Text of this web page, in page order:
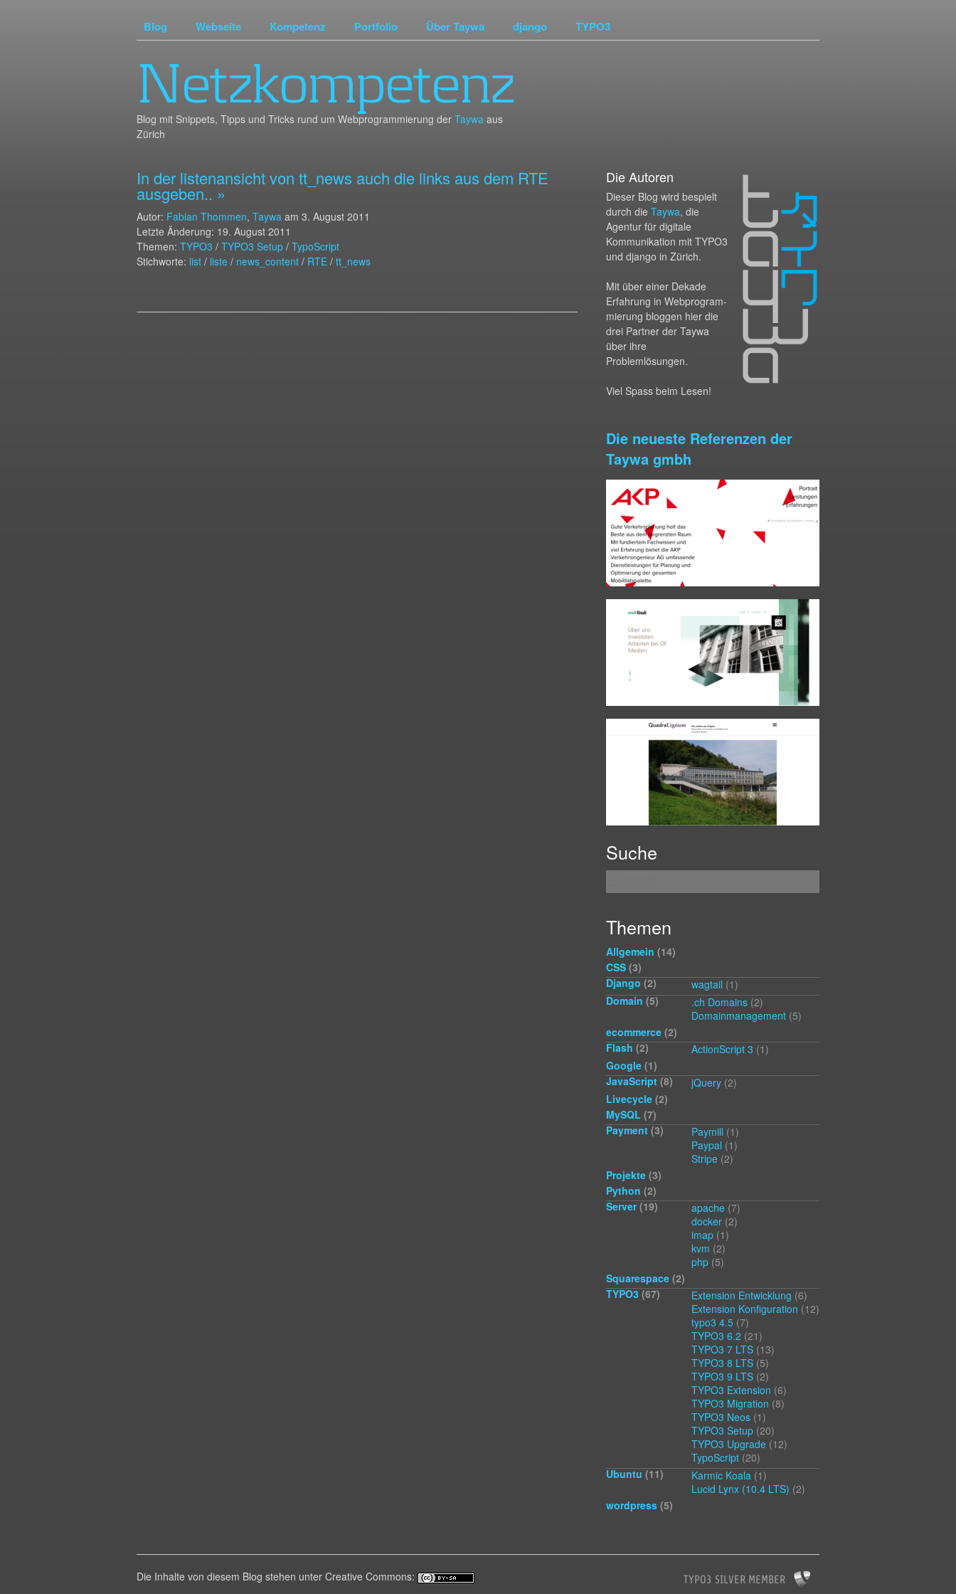
Blog Webseite Kompetenz Portfolio Über Taywa django TYPO3
Netzkompetenz
Blog mit Snippets, Tipps und Tricks rund um Webprogrammierung der Taywa aus
Zürich
In der listenansicht von tt_news auch die links aus dem RTE
ausgeben.. »
Autor: Fabian Thommen, Taywa am 3. August 2011
Letzte Änderung: 19. August 2011
Themen: TYPO3 / TYPO3 Setup / TypoScript
Stichworte: list / liste / news_content / RTE / tt_news
Die Autoren
Dieser Blog wird bespielt
durch die Taywa, die
Agentur für digitale
Kommunikation mit TYPO3
und django in Zürich.
Mit über einer Dekade
Erfahrung in Webprogram­
mierung bloggen hier die
drei Partner der Taywa
über ihre
Problemlösungen.
Viel Spass beim Lesen!
Suche
Themen
Allgemein (14)
CSS (3)
Django (2) wagtail (1)
Domain (5) .ch Domains (2)
Domainmanagement (5)
ecommerce (2)
Flash (2) ActionScript 3 (1)
Google (1)
JavaScript (8) jQuery (2)
Livecycle (2)
MySQL (7)
Payment (3) Paymill (1)
Paypal (1)
Stripe (2)
Projekte (3)
Python (2)
Server(19) apache (7)
docker (2)
imap (1)
kvm (2)
php (5)
Squarespace (2)
TYPO3 (67) Extension Entwicklung (6)
Extension Konfiguration (12)
typo3 4.5 (7)
TYPO3 6.2 (21)
TYPO3 7 LTS (13)
TYPO3 8 LTS (5)
TYPO3 9 LTS (2)
TYPO3 Extension (6)
TYPO3 Migration (8)
TYPO3 Neos (1)
TYPO3 Setup (20)
TYPO3 Upgrade (12)
TypoScript (20)
Ubuntu (11) Karmic Koala (1)
Lucid Lynx (10.4 LTS) (2)
wordpress (5)
Die Inhalte von diesem Blog stehen unter Creative Commons: